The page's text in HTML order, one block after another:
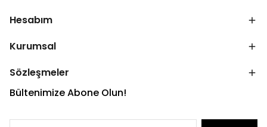
Hesabım
Kurumsal
Sözleşmeler
Bültenimize Abone Olun!